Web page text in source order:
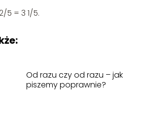
5 = 3 1/5.
Od razu czy od razu – jak
piszemy poprawnie?